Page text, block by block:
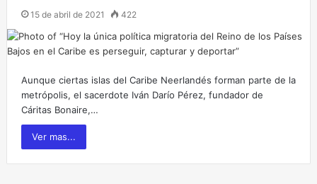
15 de abril de 2021 422
Aunque ciertas islas del Caribe Neerlandés forman parte de la
metrópolis, el sacerdote Iván Darío Pérez, fundador de
Cáritas Bonaire,…
Ver mas...